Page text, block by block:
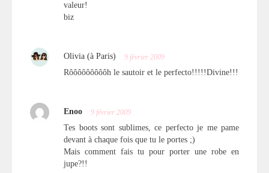
valeur!
biz
Olivia (à Paris) 9 février 2009
Rôôôôôôôôôh le sautoir et le perfecto!!!!!Divine!!!
Enoo 9 février 2009
Tes boots sont sublimes, ce perfecto je me pame
devant à chaque fois que tu le portes ;)
Mais comment fais tu pour porter une robe en
jupe?!!